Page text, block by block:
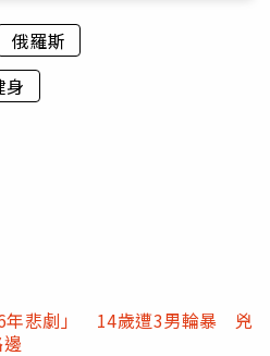
俄羅斯
身
年悲劇」 14歲遭3男輪暴 兇